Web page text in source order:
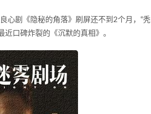
心剧《隐秘的角落》刷屏还不到2个月，“秃
近口碑炸裂的《沉默的真相》。